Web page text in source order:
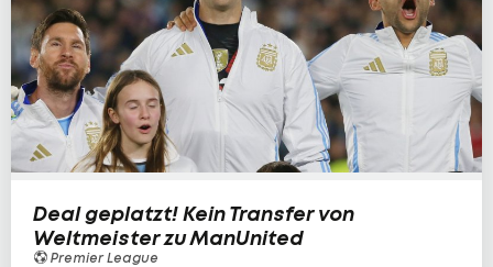
Deal geplatzt! Kein Transfer von
Weltmeister zu ManUnited
Premier League